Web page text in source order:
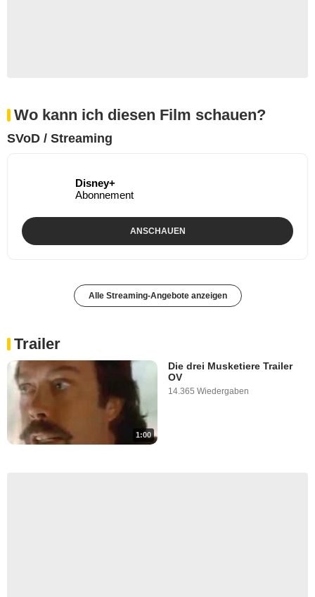
Wo kann ich diesen Film schauen?
SVoD / Streaming
Disney+
Abonnement
ANSCHAUEN
Alle Streaming-Angebote anzeigen
Trailer
1:00
Die drei Musketiere Trailer
OV
14.365 Wiedergaben